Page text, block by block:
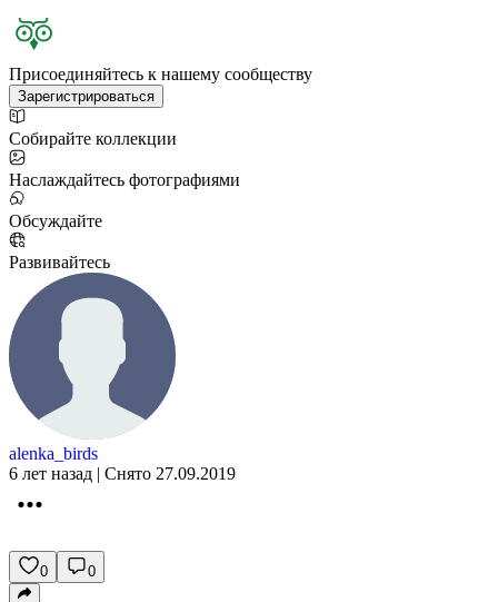
Присоединяйтесь к нашему сообществу
Зарегистрироваться
Собирайте коллекции
Наслаждайтесь фотографиями
Обсуждайте
Развивайтесь
alenka_birds
6 лет назад | Снято 27.09.2019
0 0